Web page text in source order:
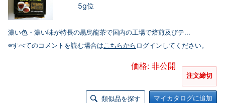
5g位
濃い色・濃い味が特長の黒烏龍茶で国内の工場で焙煎及びテ...
※すべてのコメントを読む場合はこちらから ログインしてください。
価格: 非公開
注文締切
類似品を探す マイカタログに追加